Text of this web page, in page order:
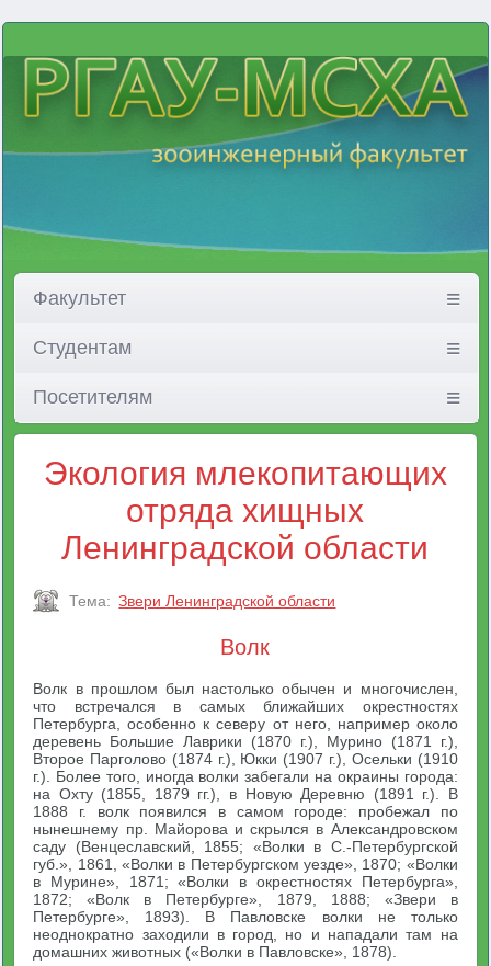
Факультет
Студентам
Посетителям
Экология млекопитающих
отряда хищных
Ленинградской области
Тема: Звери Ленинградской области
Волк
Волк в прошлом был настолько обычен и многочислен,
что встречался в самых ближайших окрестностях
Петербурга, особенно к северу от него, например около
деревень Большие Лаврики (1870 г.), Мурино (1871 г.),
Второе Парголово (1874 г.), Юкки (1907 г.), Осельки (1910
г.). Более того, иногда волки забегали на окраины города:
на Охту (1855, 1879 гг.), в Новую Деревню (1891 г.). В
1888 г. волк появился в самом городе: пробежал по
нынешнему пр. Майорова и скрылся в Александровском
саду (Венцеславский, 1855; «Волки в С.-Петербургской
губ.», 1861, «Волки в Петербургском уезде», 1870; «Волки
в Мурине», 1871; «Волки в окрестностях Петербурга»,
1872; «Волк в Петербурге», 1879, 1888; «Звери в
Петербурге», 1893). В Павловске волки не только
неоднократно заходили в город, но и нападали там на
домашних животных («Волки в Павловске», 1878).